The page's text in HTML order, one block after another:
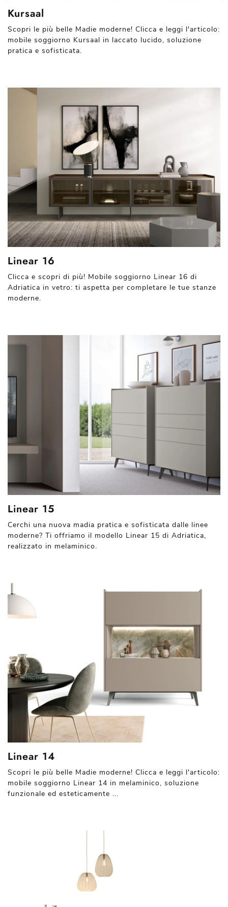
Kursaal
Scopri le più belle Madie moderne! Clicca e leggi l'articolo:
mobile soggiorno Kursaal in laccato lucido, soluzione
pratica e sofisticata.
Linear 16
Clicca e scopri di più! Mobile soggiorno Linear 16 di
Adriatica in vetro: ti aspetta per completare le tue stanze
moderne.
Linear 15
Cerchi una nuova madia pratica e sofisticata dalle linee
moderne? Ti offriamo il modello Linear 15 di Adriatica,
realizzato in melaminico.
Linear 14
Scopri le più belle Madie moderne! Clicca e leggi l'articolo:
mobile soggiorno Linear 14 in melaminico, soluzione
funzionale ed esteticamente ...